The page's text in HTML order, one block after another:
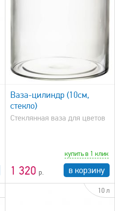
Ваза-цилиндр (10см,
стекло)
Стеклянная ваза для цветов
1 320
купить в 1 клик
в корзину
10 л